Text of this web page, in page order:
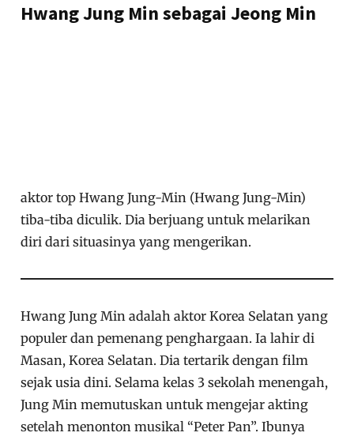
Hwang Jung Min sebagai Jeong Min
aktor top Hwang Jung-Min (Hwang Jung-Min)
tiba-tiba diculik. Dia berjuang untuk melarikan
diri dari situasinya yang mengerikan.
Hwang Jung Min adalah aktor Korea Selatan yang
populer dan pemenang penghargaan. Ia lahir di
Masan, Korea Selatan. Dia tertarik dengan film
sejak usia dini. Selama kelas 3 sekolah menengah,
Jung Min memutuskan untuk mengejar akting
setelah menonton musikal “Peter Pan”. Ibunya